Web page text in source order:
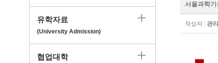
유학자료
(University Admission)
협업대학
서울과학
작성자 : 관